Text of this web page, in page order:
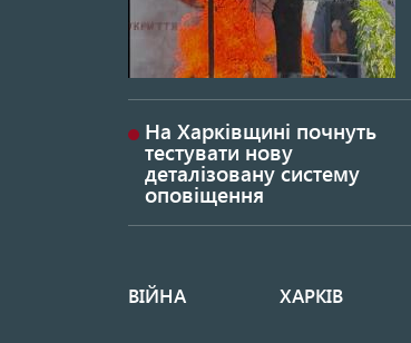
На Харківщині почнуть
тестувати нову
деталізовану систему
оповіщення
Основная
ВІЙНА ХАРКІВ